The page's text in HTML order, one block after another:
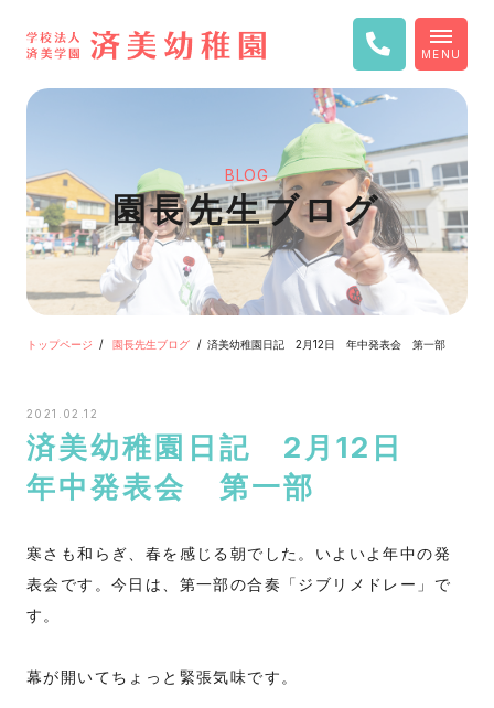
MENU
BLOG
園長先生ブログ
トップページ 園長先生ブログ 済美幼稚園日記 2月12日 年中発表会 第一部
2021.02.12
済美幼稚園日記 2月12日
年中発表会 第一部
寒さも和らぎ、春を感じる朝でした。いよいよ年中の発
表会です。今日は、第一部の合奏「ジブリメドレー」で
す。
幕が開いてちょっと緊張気味です。